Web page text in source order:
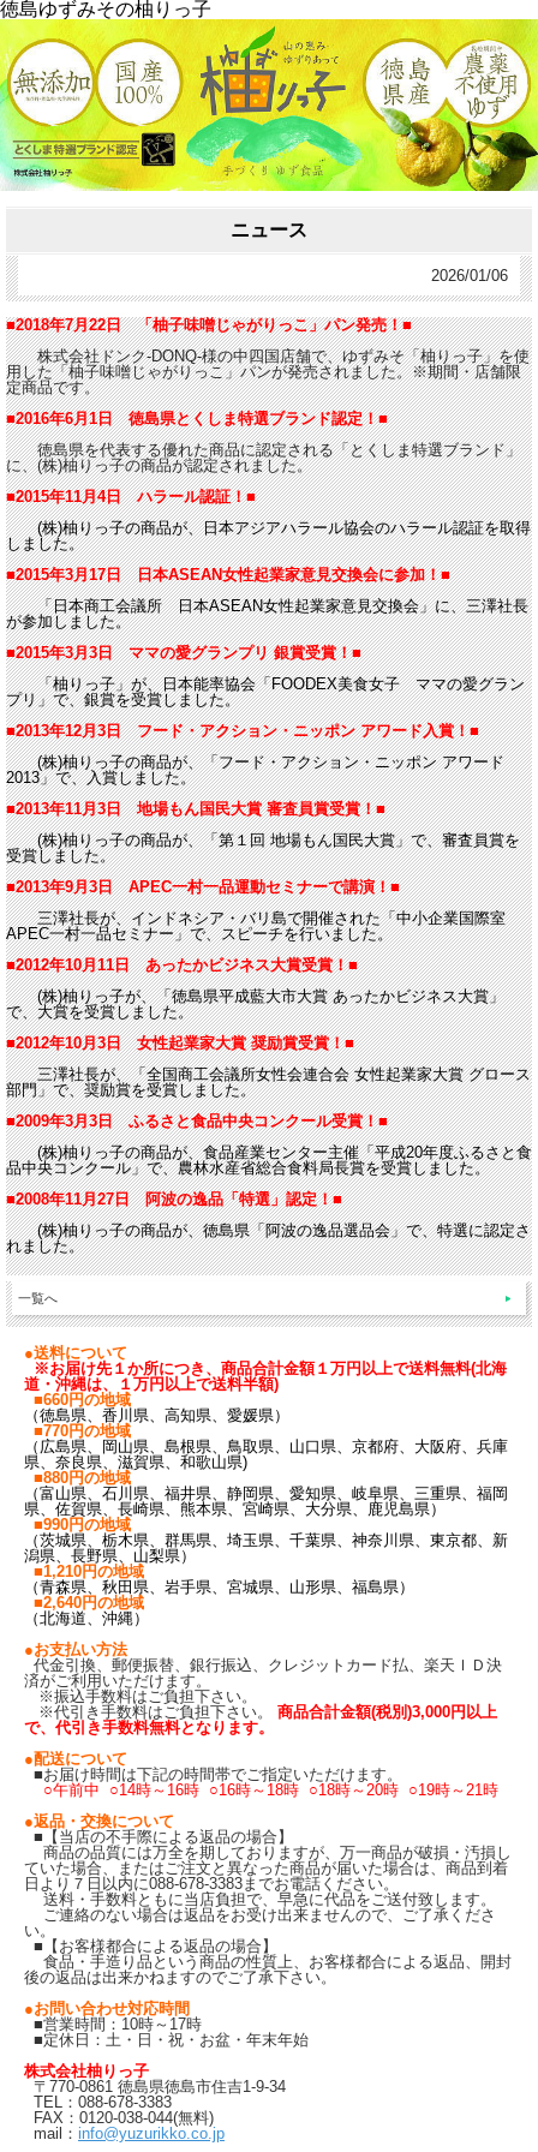
徳島ゆずみその柚りっ子
ニュース
2026/01/06
■2018年7月22日 「柚子味噌じゃがりっこ」パン発売！■
株式会社ドンク-DONQ-様の中四国店舗で、ゆずみそ「柚りっ子」を使
用した「柚子味噌じゃがりっこ」パンが発売されました。※期間・店舗限
定商品です。
■2016年6月1日 徳島県とくしま特選ブランド認定！■
徳島県を代表する優れた商品に認定される「とくしま特選ブランド」
に、(株)柚りっ子の商品が認定されました。
■2015年11月4日 ハラール認証！■
(株)柚りっ子の商品が、日本アジアハラール協会のハラール認証を取得
しました。
■2015年3月17日 日本ASEAN女性起業家意見交換会に参加！■
「日本商工会議所 日本ASEAN女性起業家意見交換会」に、三澤社長
が参加しました。
■2015年3月3日 ママの愛グランプリ 銀賞受賞！■
「柚りっ子」が、日本能率協会「FOODEX美食女子 ママの愛グラン
プリ」で、銀賞を受賞しました。
■2013年12月3日 フード・アクション・ニッポン アワード入賞！■
(株)柚りっ子の商品が、「フード・アクション・ニッポン アワード
2013」で、入賞しました。
■2013年11月3日 地場もん国民大賞 審査員賞受賞！■
(株)柚りっ子の商品が、「第１回 地場もん国民大賞」で、審査員賞を
受賞しました。
■2013年9月3日 APEC一村一品運動セミナーで講演！■
三澤社長が、インドネシア・バリ島で開催された「中小企業国際室
APEC一村一品セミナー」で、スピーチを行いました。
■2012年10月11日 あったかビジネス大賞受賞！■
(株)柚りっ子が、「徳島県平成藍大市大賞 あったかビジネス大賞」
で、大賞を受賞しました。
■2012年10月3日 女性起業家大賞 奨励賞受賞！■
三澤社長が、「全国商工会議所女性会連合会 女性起業家大賞 グロース
部門」で、奨励賞を受賞しました。
■2009年3月3日 ふるさと食品中央コンクール受賞！■
(株)柚りっ子の商品が、食品産業センター主催「平成20年度ふるさと食
品中央コンクール」で、農林水産省総合食料局長賞を受賞しました。
■2008年11月27日 阿波の逸品「特選」認定！■
(株)柚りっ子の商品が、徳島県「阿波の逸品選品会」で、特選に認定さ
れました。
一覧へ
●送料について
※お届け先１か所につき、商品合計金額１万円以上で送料無料(北海
道・沖縄は、１万円以上で送料半額)
■660円の地域
（徳島県、香川県、高知県、愛媛県）
■770円の地域
（広島県、岡山県、島根県、鳥取県、山口県、京都府、大阪府、兵庫
県、奈良県、滋賀県、和歌山県)
■880円の地域
（富山県、石川県、福井県、静岡県、愛知県、岐阜県、三重県、福岡
県、佐賀県、長崎県、熊本県、宮崎県、大分県、鹿児島県）
■990円の地域
（茨城県、栃木県、群馬県、埼玉県、千葉県、神奈川県、東京都、新
潟県、長野県、山梨県）
■1,210円の地域
（青森県、秋田県、岩手県、宮城県、山形県、福島県）
■2,640円の地域
（北海道、沖縄）
●お支払い方法
代金引換、郵便振替、銀行振込、クレジットカード払、楽天ＩＤ決
済がご利用いただけます。
※振込手数料はご負担下さい。
※代引き手数料はご負担下さい。 商品合計金額(税別)3,000円以上
で、代引き手数料無料となります。
●配送について
■お届け時間は下記の時間帯でご指定いただけます。
○午前中 ○14時～16時 ○16時～18時 ○18時～20時 ○19時～21時
●返品・交換について
■【当店の不手際による返品の場合】
商品の品質には万全を期しておりますが、万一商品が破損・汚損し
ていた場合、またはご注文と異なった商品が届いた場合は、商品到着
日より７日以内に088-678-3383までお電話ください。
送料・手数料ともに当店負担で、早急に代品をご送付致します。
ご連絡のない場合は返品をお受け出来ませんので、ご了承くださ
い。
■【お客様都合による返品の場合】
食品・手造り品という商品の性質上、お客様都合による返品、開封
後の返品は出来かねますのでご了承下さい。
●お問い合わせ対応時間
■営業時間：10時～17時
■定休日：土・日・祝・お盆・年末年始
株式会社柚りっ子
〒770-0861 徳島県徳島市住吉1-9-34
TEL：088-678-3383
FAX：0120-038-044(無料)
mail： info@yuzurikko.co.jp